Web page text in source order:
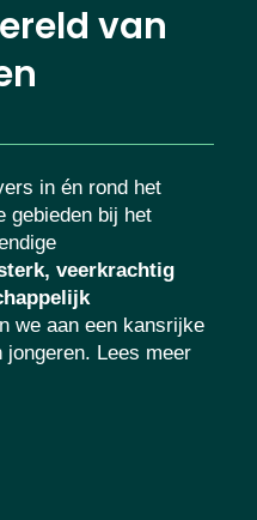
van
in én rond het
gebieden bij het
veerkrachtig
we aan een kansrijke
Lees meer